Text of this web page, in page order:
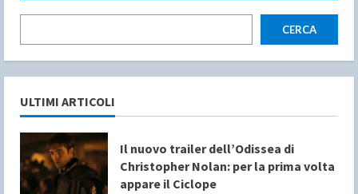
CERCA
ULTIMI ARTICOLI
Il nuovo trailer dell’Odissea di
Christopher Nolan: per la prima volta
appare il Ciclope